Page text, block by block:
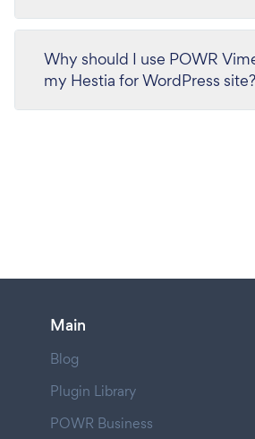
Why should I use POWR
my Hestia for WordPress site?
Main
Blog
Plugin Library
POWR Business